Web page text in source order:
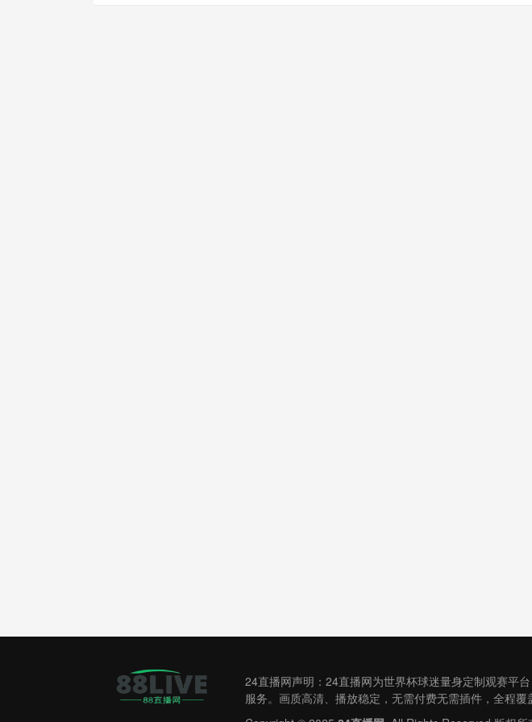
24直播网声明：24直播网为世界杯球迷量身定制观赛平
服务。画质高清、播放稳定，无需付费无需插件，全程